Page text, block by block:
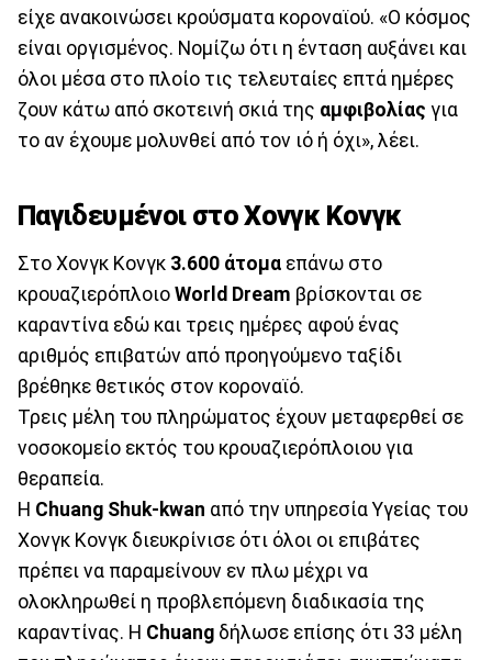
είχε ανακοινώσει κρούσματα κοροναϊού. «Ο κόσμος
είναι οργισμένος. Νομίζω ότι η ένταση αυξάνει και
όλοι μέσα στο πλοίο τις τελευταίες επτά ημέρες
ζουν κάτω από σκοτεινή σκιά της αμφιβολίας για
το αν έχουμε μολυνθεί από τον ιό ή όχι», λέει.
Παγιδευμένοι στο Χονγκ Κονγκ
Στο Χονγκ Κονγκ 3.600 άτομα επάνω στο
κρουαζιερόπλοιο World Dream βρίσκονται σε
καραντίνα εδώ και τρεις ημέρες αφού ένας
αριθμός επιβατών από προηγούμενο ταξίδι
βρέθηκε θετικός στον κοροναϊό.
Τρεις μέλη του πληρώματος έχουν μεταφερθεί σε
νοσοκομείο εκτός του κρουαζιερόπλοιου για
θεραπεία.
Η Chuang Shuk-kwan από την υπηρεσία Υγείας του
Χονγκ Κονγκ διευκρίνισε ότι όλοι οι επιβάτες
πρέπει να παραμείνουν εν πλω μέχρι να
ολοκληρωθεί η προβλεπόμενη διαδικασία της
καραντίνας. Η Chuang δήλωσε επίσης ότι 33 μέλη